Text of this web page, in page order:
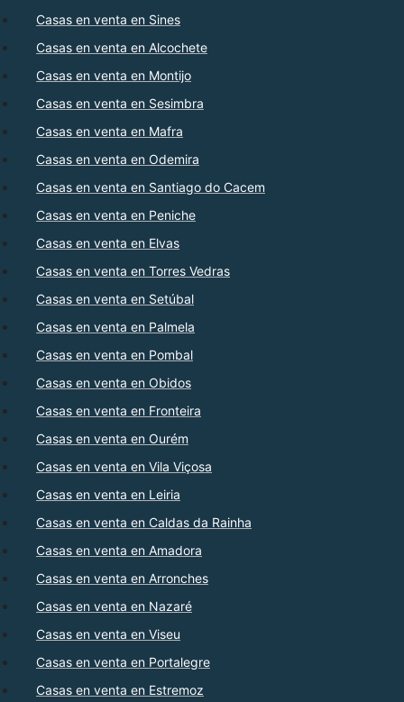
Casas en venta en Sines
Casas en venta en Alcochete
Casas en venta en Montijo
Casas en venta en Sesimbra
Casas en venta en Mafra
Casas en venta en Odemira
Casas en venta en Santiago do Cacem
Casas en venta en Peniche
Casas en venta en Elvas
Casas en venta en Torres Vedras
Casas en venta en Setúbal
Casas en venta en Palmela
Casas en venta en Pombal
Casas en venta en Obidos
Casas en venta en Fronteira
Casas en venta en Ourém
Casas en venta en Vila Viçosa
Casas en venta en Leiria
Casas en venta en Caldas da Rainha
Casas en venta en Amadora
Casas en venta en Arronches
Casas en venta en Nazaré
Casas en venta en Viseu
Casas en venta en Portalegre
Casas en venta en Estremoz